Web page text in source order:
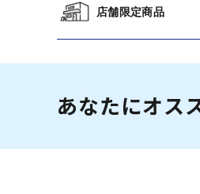
店舗限定商品
あなたにオス